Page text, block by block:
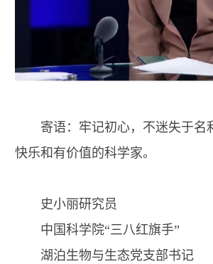
寄语：牢记初心，不迷失于名
快乐和有价值的科学家。
史小丽研究员
中国科学院“三八红旗手”
湖泊生物与生态党支部书记